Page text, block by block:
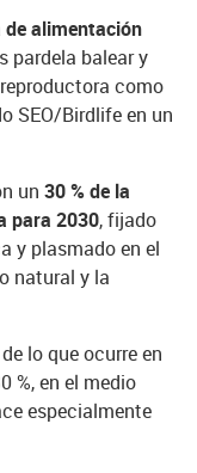
alimentación
pardela balear y
como
SEO/Birdlife en un
un 30 % de la
para 2030, fijado
y plasmado en el
natural y la
lo que ocurre en
%, en el medio
especialmente